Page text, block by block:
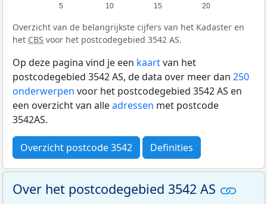
5 10 15 20
Overzicht van de belangrijkste cijfers van het Kadaster en
het CBS voor het postcodegebied 3542 AS.
Op deze pagina vind je een kaartvan het
postcodegebied 3542 AS, de data over meer dan 250
onderwerpen voor het postcodegebied 3542 AS en
een overzicht van alleadressen met postcode
3542AS.
Overzicht postcode 3542 Definities
Over het postcodegebied 3542 AS